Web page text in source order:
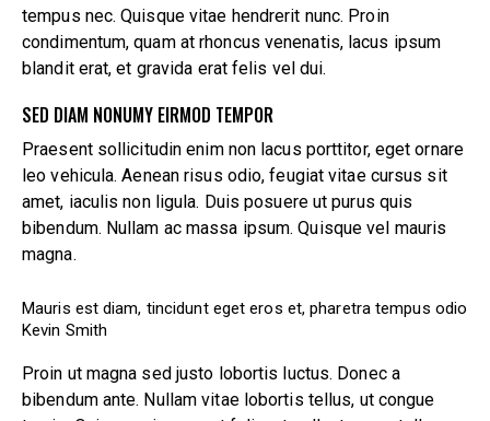
tempus nec. Quisque vitae hendrerit nunc. Proin
condimentum, quam at rhoncus venenatis, lacus ipsum
blandit erat, et gravida erat felis vel dui.
SED DIAM NONUMY EIRMOD TEMPOR
Praesent sollicitudin enim non lacus porttitor, eget ornare
leo vehicula. Aenean risus odio, feugiat vitae cursus sit
amet, iaculis non ligula. Duis posuere ut purus quis
bibendum. Nullam ac massa ipsum. Quisque vel mauris
magna.
Mauris est diam, tincidunt eget eros et, pharetra tempus odio
Kevin Smith
Proin ut magna sed justo lobortis luctus. Donec a
bibendum ante. Nullam vitae lobortis tellus, ut congue